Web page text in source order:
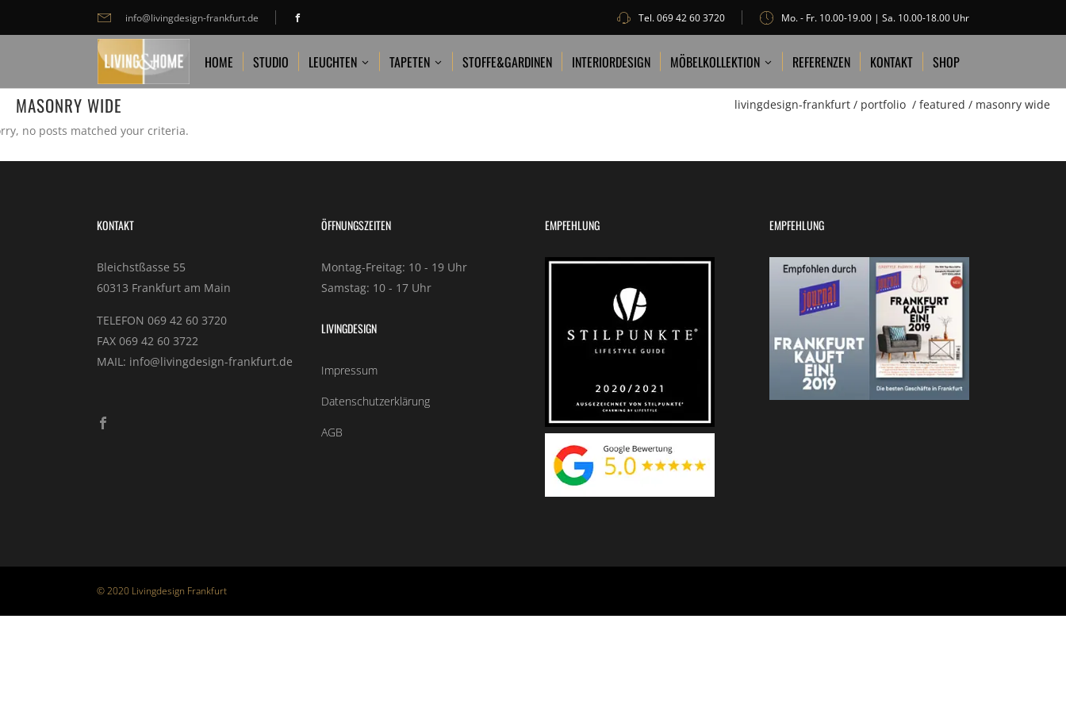
info@livingdesign-frankfurt.de Tel.069 42 60 3720 Mo. - Fr. 10.00-19.00 | Sa. 10.00-18.00 Uhr
HOME STUDIO LEUCHTEN TAPETEN STOFFE&GARDINEN INTERIORDESIGN MÖBELKOLLEKTION REFERENZEN KONTAKT SHOP
HOME STUDIO LEUCHTEN MÖBELKOLLEKTION REFERENZEN KONTAKT SHOP
MASONRY WIDE livingdesign-frankfurt / portfolio / featured / masonry wide
no posts matched your criteria.
KONTAKT
Bleichstßasse 55
60313 Frankfurt am Main
TELEFON 069 42 60 3720
FAX 069 42 60 3722
MAIL: info@livingdesign-frankfurt.de
ÖFFNUNGSZEITEN
Montag-Freitag: 10 - 19 Uhr
Samstag: 10 - 17 Uhr
LIVINGDESIGN
Impressum
Datenschutzerklärung
AGB
EMPFEHLUNG EMPFEHLUNG
© 2020 Livingdesign Frankfurt